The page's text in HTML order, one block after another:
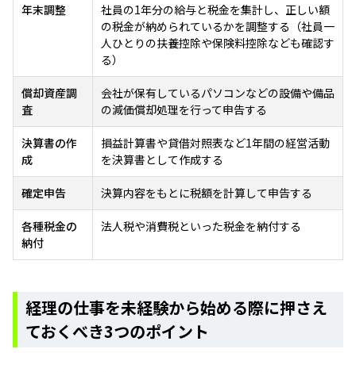
年末調整
社員の1年分の給与と税金を集計し、正しい額
の税金が納められているかを調整する（社員一
人ひとりの扶養控除や保険料控除なども確認す
る）
償却資産調
査
会社が保有しているパソコンなどの設備や備品
の減価償却処理を行って申告する
決算書の作
成
損益計算書や貸借対照表など1年間の経営活動
を決算書として作成する
確定申告 決算内容をもとに税額を計算して申告する
各種税金の
納付
法人税や消費税といった税金を納付する
経理の仕事を未経験から始める際に押さえ
ておくべき3つのポイント